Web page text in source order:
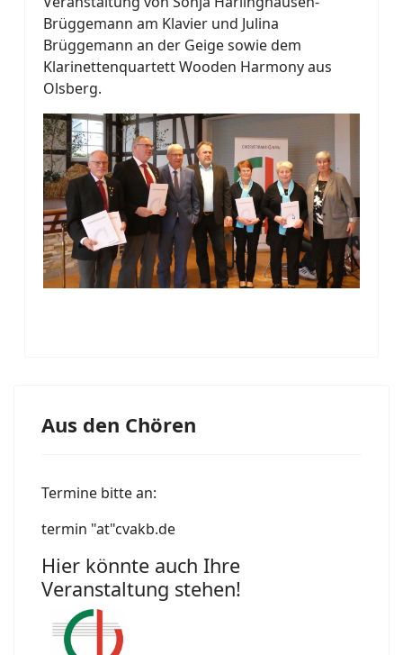
Brüggemann am Klavier und Julina
Brüggemann an der Geige sowie dem
Klarinettenquartett Wooden Harmony aus
Olsberg.
Aus den Chören
Termine bitte an:
termin "at"cvakb.de
Hier könnte auch Ihre
Veranstaltung stehen!